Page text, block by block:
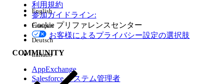
エディション
利用規約
参加ガイドライン:
Cookie プリファレンスセンター
お客様によるプライバシー設定の選択肢
COMMUNITY
AppExchange
Salesforce システム管理者
English
Français
Deutsch
Italiano